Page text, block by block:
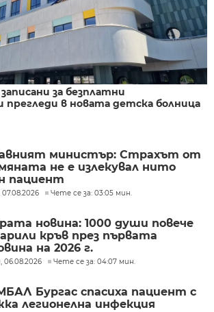
за безплатни
в новата детска болница
министър: Страхът от
не е излекувал нито
пациент
07.08.2026 Чете се за: 03:05 мин.
новина: 1000 души повече
кръв през първата
на 2026 г.
06.08.2026 Чете се за: 04:07 мин.
Бургас спасиха пациент с
легионелна инфекция